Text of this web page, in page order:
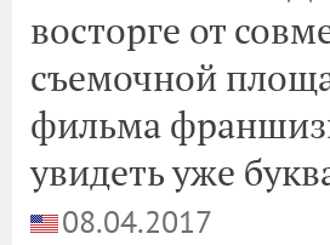
восторге от
съемочной
фильма
увидеть уже
08.04.2017